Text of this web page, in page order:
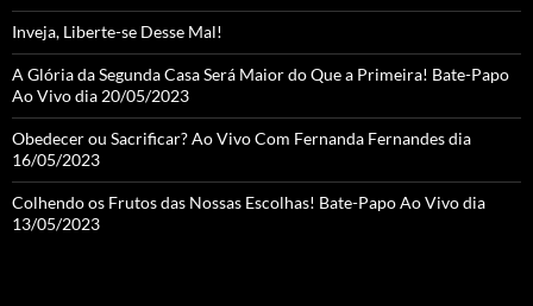
Inveja, Liberte-se Desse Mal!
A Glória da Segunda Casa Será Maior do Que a Primeira! Bate-Papo
Ao Vivo dia 20/05/2023
Obedecer ou Sacrificar? Ao Vivo Com Fernanda Fernandes dia
16/05/2023
Colhendo os Frutos das Nossas Escolhas! Bate-Papo Ao Vivo dia
13/05/2023